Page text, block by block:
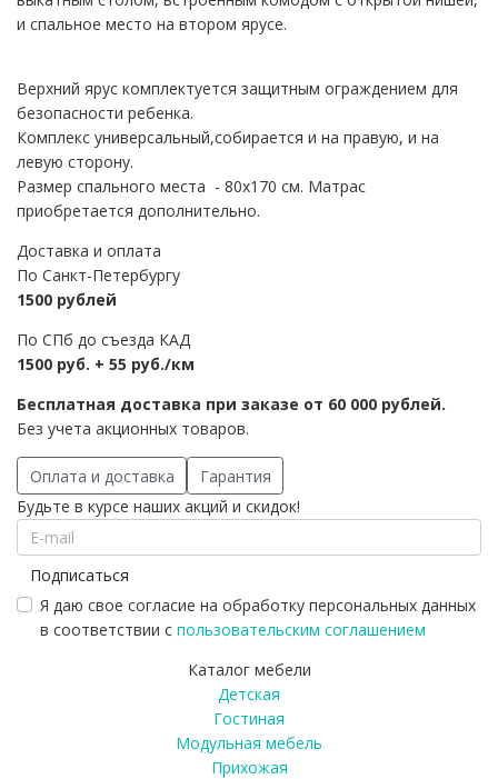
и спальное место на втором ярусе.
Верхний ярус комплектуется защитным ограждением для
безопасности ребенка.
Комплекс универсальный,собирается и на правую, и на
левую сторону.
Размер спального места - 80х170 см. Матрас
приобретается дополнительно.
Доставка и оплата
По Санкт-Петербургу
1500 рублей
По СПб до съезда КАД
1500 руб. + 55 руб./км
Бесплатная доставка при заказе от 60 000 рублей.
Без учета акционных товаров.
Оплата и доставка
Гарантия
Будьте в курсе наших акций и скидок!
Подписаться
Я даю свое согласие на обработку персональных данных
в соответствии с пользовательским соглашением
Каталог мебели
Детская
Гостиная
Модульная мебель
Прихожая